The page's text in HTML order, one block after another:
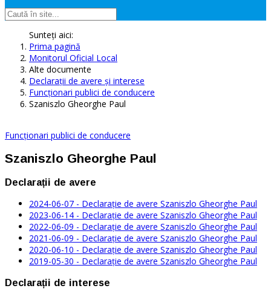
Sunteți aici:
Prima pagină
Monitorul Oficial Local
Alte documente
Declaraţii de avere şi interese
Funcţionari publici de conducere
Szaniszlo Gheorghe Paul
Funcţionari publici de conducere
Szaniszlo Gheorghe Paul
Declarații de avere
2024-06-07 - Declarație de avere Szaniszlo Gheorghe Paul
2023-06-14 - Declarație de avere Szaniszlo Gheorghe Paul
2022-06-09 - Declarație de avere Szaniszlo Gheorghe Paul
2021-06-09 - Declarație de avere Szaniszlo Gheorghe Paul
2020-06-10 - Declarație de avere Szaniszlo Gheorghe Paul
2019-05-30 - Declarație de avere Szaniszlo Gheorghe Paul
Declarații de interese